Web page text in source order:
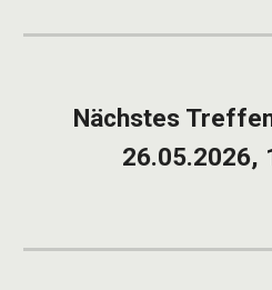
Nächstes
26.05.2026,